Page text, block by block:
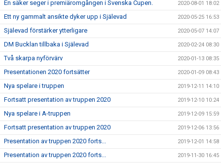
En säker seger i premiäromgången i Svenska Cupen. 2020-08-01 18:02
Ett ny gammalt ansikte dyker upp i Själevad 2020-05-25 16:53
Själevad förstärker ytterligare 2020-05-07 14:07
DM Bucklan tillbaka i Själevad 2020-02-24 08:30
Två skarpa nyförvärv 2020-01-13 08:35
Presentationen 2020 fortsätter 2020-01-09 08:43
Nya spelare i truppen 2019-12-11 14:10
Fortsatt presentation av truppen 2020 2019-12-10 10:24
Nya spelare i A-truppen 2019-12-09 15:59
Fortsatt presentation av truppen 2020 2019-12-06 13:56
Presentation av truppen 2020 forts... 2019-12-01 14:58
Presentation av truppen 2020 forts... 2019-11-30 16:45